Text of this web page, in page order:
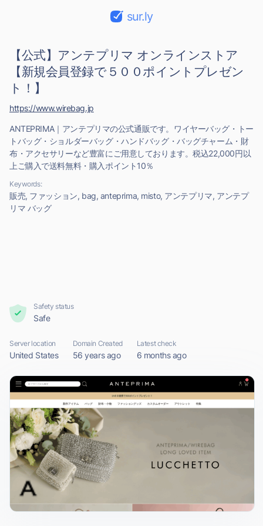
sur.ly
【公式】アンテプリマ オンラインストア
【新規会員登録で５００ポイントプレゼン
ト！】
ANTEPRIMA｜アンテプリマの公式通販です。ワイヤーバッグ・トー
トバッグ・ショルダーバッグ・ハンドバッグ・バッグチャーム・財
布・アクセサリーなど豊富にご用意しております。税込22,000円以
上ご購入で送料無料・購入ポイント10％
Keywords:
販売, ファッション, bag, anteprima, misto, アンテプリマ, アンテプ
リマ バッグ
https://www.wirebag.jp
Safety status
Safe
Server location
United States
Domain Created
56 years ago
Latest check
6 months ago